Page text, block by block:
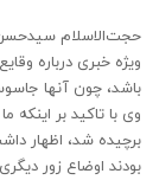
حجت‌الاسلام سیدحسن
ویژه خبری درباره
باشد، چون آنها
وی با تاکید بر
بودند اوضاع زور